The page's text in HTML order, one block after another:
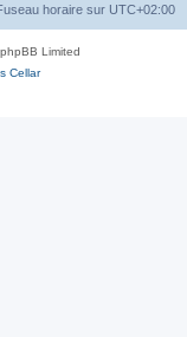
horaire sur UTC+02:00
Limited
Cellar